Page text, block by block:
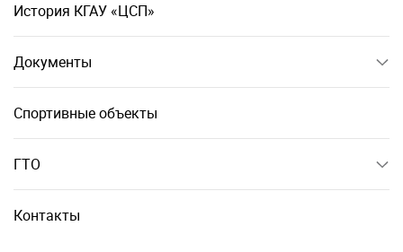
История КГАУ «ЦСП»
Документы
Спортивные объекты
ГТО
Контакты